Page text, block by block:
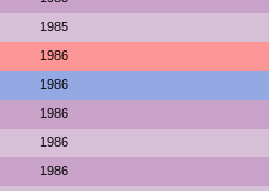
1985
1986
1986
1986
1986
1986